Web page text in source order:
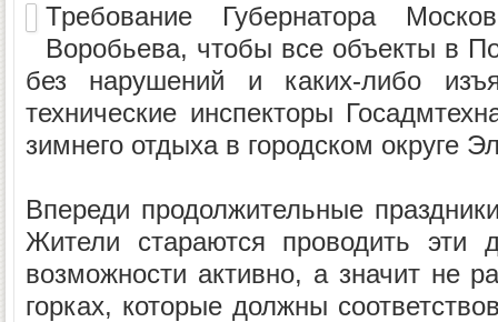
Требование Губернатора
Воробьева, чтобы все объекты в
без нарушений и каких-либо
технические инспекторы
зимнего отдыха в городском округе
Впереди продолжительные
Жители стараются проводить эти
возможности активно, а значит не
горках, которые должны